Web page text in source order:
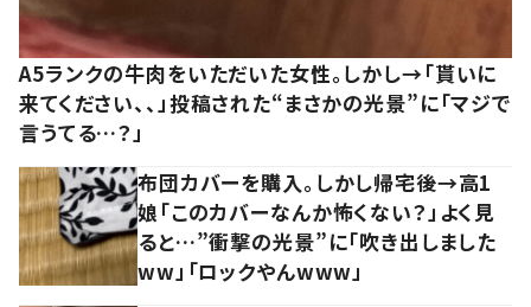
A5ランクの牛肉をいただいた女性。しかし→「貰いに
来てください、、」投稿された“まさかの光景”に「マジで
言うてる…？」
布団カバーを購入。しかし帰宅後→高1
娘「このカバーなんか怖くない？」よく見
ると…”衝撃の光景”に「吹き出しました
ww」「ロックやんwww」